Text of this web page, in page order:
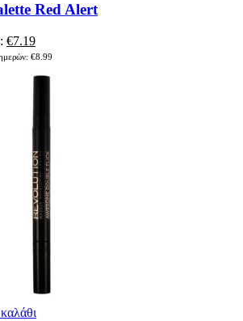
Red Alert
Original
price
€8.99.
€7.19Η
τρέχουσα
€8.99